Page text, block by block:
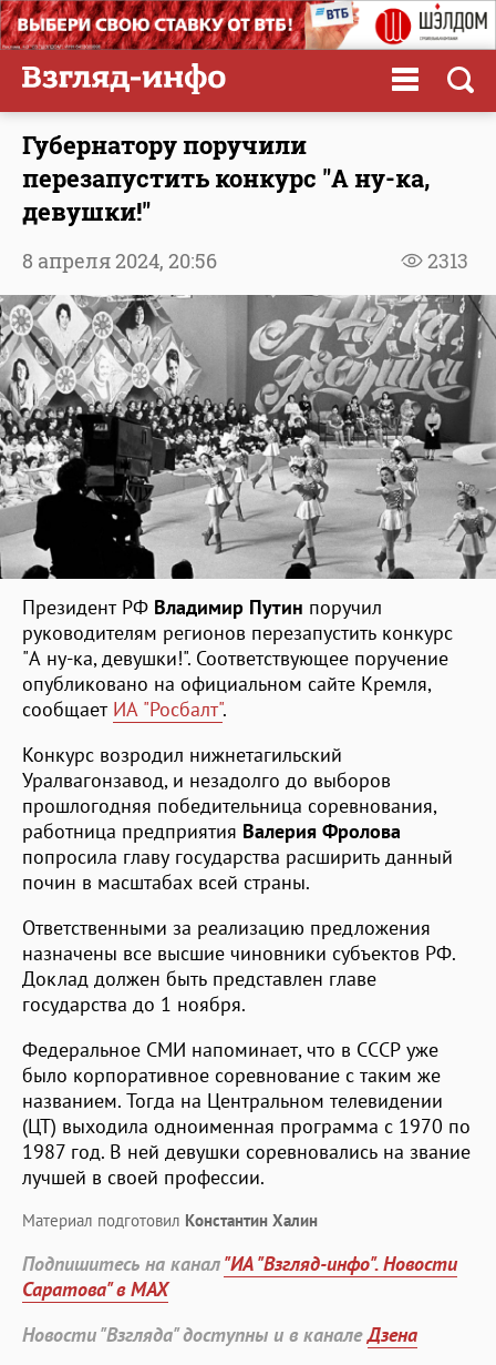
Губернатору поручили
перезапустить конкурс "А ну-ка,
девушки!"
2313
8 апреля 2024, 20:56
Президент РФ Владимир Путин поручил
руководителям регионов перезапустить конкурс
"А ну-ка, девушки!". Соответствующее поручение
опубликовано на официальном сайте Кремля,
сообщает ИА "Росбалт".
Конкурс возродил нижнетагильский
Уралвагонзавод, и незадолго до выборов
прошлогодняя победительница соревнования,
работница предприятия Валерия Фролова
попросила главу государства расширить данный
почин в масштабах всей страны.
Ответственными за реализацию предложения
назначены все высшие чиновники субъектов РФ.
Доклад должен быть представлен главе
государства до 1 ноября.
Федеральное СМИ напоминает, что в СССР уже
было корпоративное соревнование с таким же
названием. Тогда на Центральном телевидении
(ЦТ) выходила одноименная программа с 1970 по
1987 год. В ней девушки соревновались на звание
лучшей в своей профессии.
Материал подготовил Константин Халин
Подпишитесь на канал"ИА "Взгляд-инфо". Новости
Саратова" в MAX
Новости "Взгляда" доступны и в каналеДзена